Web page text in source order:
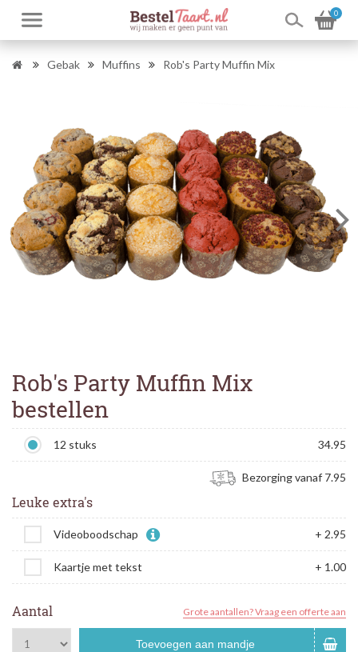
0
Gebak Muffins Rob's Party Muffin Mix
Rob's Party Muffin Mix
bestellen
12 stuks 34.95
Bezorging vanaf 7.95
Leuke extra's
Videoboodschap + 2.95
Kaartje met tekst + 1.00
Aantal Grote aantallen? Vraag een offerte aan
Toevoegen aan mandje